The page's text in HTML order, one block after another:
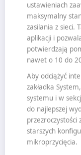
ustawieniach
maksymalny
zasilania z sieci.
aplikacji i
potwierdzają
nawet o 10 do
Aby odciążyć
zakładka
systemu i w
do najlepszej
przezroczystości
starszych
mikroprzycięcia.